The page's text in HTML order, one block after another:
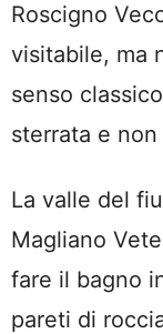
Roscigno
visitabile, ma
senso
sterrata e
La valle del
Magliano
fare il bagno
pareti di